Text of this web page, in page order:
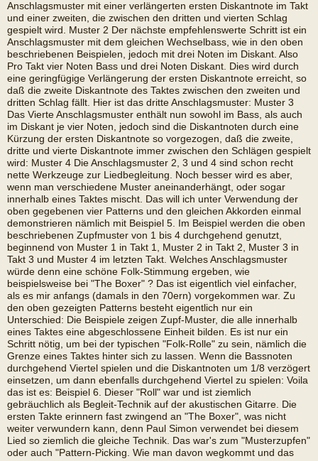
Anschlagsmuster mit einer verlängerten ersten Diskantnote im Takt
und einer zweiten, die zwischen den dritten und vierten Schlag
gespielt wird. Muster 2 Der nächste empfehlenswerte Schritt ist ein
Anschlagsmuster mit dem gleichen Wechselbass, wie in den oben
beschriebenen Beispielen, jedoch mit drei Noten im Diskant. Also 
Pro Takt vier Noten Bass und drei Noten Diskant. Dies wird durch
eine geringfügige Verlängerung der ersten Diskantnote erreicht, so
daß die zweite Diskantnote des Taktes zwischen den zweiten und
dritten Schlag fällt. Hier ist das dritte Anschlagsmuster: Muster 3
Das Vierte Anschlagsmuster enthält nun sowohl im Bass, als auch
im Diskant je vier Noten, jedoch sind die Diskantnoten durch eine
Kürzung der ersten Diskantnote so vorgezogen, daß die zweite,
dritte und vierte Diskantnote immer zwischen den Schlägen gespielt
wird: Muster 4 Die Anschlagsmuster 2, 3 und 4 sind schon recht
nette Werkzeuge zur Liedbegleitung. Noch besser wird es aber,
wenn man verschiedene Muster aneinanderhängt, oder sogar
innerhalb eines Taktes mischt. Das will ich unter Verwendung der
oben gegebenen vier Patterns und den gleichen Akkorden einmal
demonstrieren nämlich mit Beispiel 5. Im Beispiel werden die oben
beschriebenen Zupfmuster von 1 bis 4 durchgehend genutzt,
beginnend von Muster 1 in Takt 1, Muster 2 in Takt 2, Muster 3 in
Takt 3 und Muster 4 im letzten Takt. Welches Anschlagsmuster
würde denn eine schöne Folk-Stimmung ergeben, wie
beispielsweise bei "The Boxer" ? Das ist eigentlich viel einfacher,
als es mir anfangs (damals in den 70ern) vorgekommen war. Zu
den oben gezeigten Patterns besteht eigentlich nur ein
Unterschied: Die Beispiele zeigen Zupf-Muster, die alle innerhalb
eines Taktes eine abgeschlossene Einheit bilden. Es ist nur ein
Schritt nötig, um bei der typischen "Folk-Rolle" zu sein, nämlich die
Grenze eines Taktes hinter sich zu lassen. Wenn die Bassnoten
durchgehend Viertel spielen und die Diskantnoten um 1/8 verzögert
einsetzen, um dann ebenfalls durchgehend Viertel zu spielen: Voila
das ist es: Beispiel 6. Dieser "Roll" war und ist ziemlich
gebräuchlich als Begleit-Technik auf der akustischen Gitarre. Die
ersten Takte erinnern fast zwingend an "The Boxer", was nicht
weiter verwundern kann, denn Paul Simon verwendet bei diesem
Lied so ziemlich die gleiche Technik. Das war's zum "Musterzupfen"
oder auch "Pattern-Picking. Wie man davon wegkommt und das